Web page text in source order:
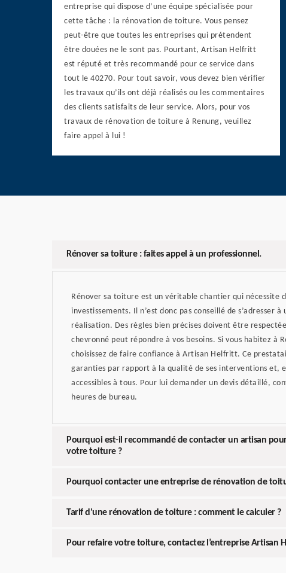
entreprise qui dispose d’une équipe spécialisée pour
cette tâche : la rénovation de toiture. Vous pensez
peut-être que toutes les entreprises qui prétendent
être douées ne le sont pas. Pourtant, Artisan Helfritt
est réputé et très recommandé pour ce service dans
tout le 40270. Pour tout savoir, vous devez bien vérifier
les travaux qu’ils ont déjà réalisés ou les commentaires
des clients satisfaits de leur service. Alors, pour vos
travaux de rénovation de toiture à Renung, veuillez
faire appel à lui !
Rénover sa toiture : faites appel à un professionnel.
Rénover sa toiture est un véritable chantier qui nécessite
investissements. Il n’est donc pas conseillé de s’adresser à
réalisation. Des règles bien précises doivent être
chevronné peut répondre à vos besoins. Si vous habitez à
choisissez de faire confiance à Artisan Helfritt. Ce
garanties par rapport à la qualité de ses interventions et,
accessibles à tous. Pour lui demander un devis détaillé,
heures de bureau.
Pourquoi est-il recommandé de contacter un artisan
votre toiture ?
Pourquoi contacter une entreprise de rénovation de
Tarif d'une rénovation de toiture : comment le calculer ?
Pour refaire votre toiture, contactez l’entreprise Artisan